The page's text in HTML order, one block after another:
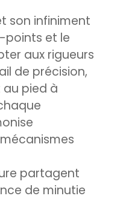
son infiniment
points et le
aux rigueurs
de précision,
au pied à
partagent
de minutie